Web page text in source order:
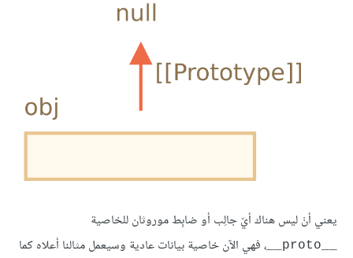
يعني أنْ ليس هناك أيّ جالِب أو ضابِط موروثان للخاصية
، فهي الآن خاصية بيانات عادية وسيعمل مثالنا أعلاه كما